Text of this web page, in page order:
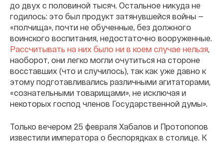
до двух с половиной тысяч. Остальное никуда не
годилось: это был продукт затянувшейся войны —
«полчища», почти не обученные, без должного
воинского воспитания, недостаточно вооруженные.
Рассчитывать на них было ни в коем случае нельзя,
наоборот, они легко могли очутиться на стороне
восставших (что и случилось), так как уже давно к
этому подготавливались различными агитаторами,
«сознательными товарищами», не исключая и
некоторых господ членов Государственной думы».
Только вечером 25 февраля Хабалов и Протопопов
известили императора о беспорядках в столице. К